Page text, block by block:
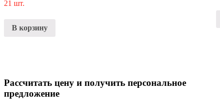
21 шт.
В корзину
Рассчитать цену и получить персональное
предложение